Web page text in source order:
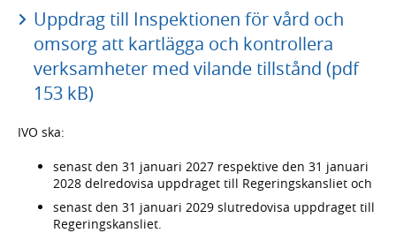
Uppdrag till Inspektionen för vård och
omsorg att kartlägga och kontrollera
verksamheter med vilande tillstånd (pdf
153 kB)
IVO ska:
senast den 31 januari 2027 respektive den 31 januari
2028 delredovisa uppdraget till Regeringskansliet och
senast den 31 januari 2029 slutredovisa uppdraget till
Regeringskansliet.